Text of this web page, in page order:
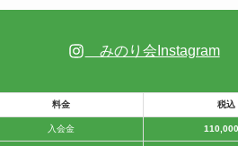
みのり会Instagram
料金 税込
入会金 110,000